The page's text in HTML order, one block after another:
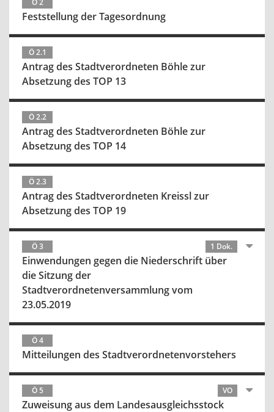
Ö 2
Feststellung der Tagesordnung
Ö 2.1
Antrag des Stadtverordneten Böhle zur
Absetzung des TOP 13
Ö 2.2
Antrag des Stadtverordneten Böhle zur
Absetzung des TOP 14
Ö 2.3
Antrag des Stadtverordneten Kreissl zur
Absetzung des TOP 19
Ö 3 1 Dok.
Einwendungen gegen die Niederschrift über
die Sitzung der
Stadtverordnetenversammlung vom
23.05.2019
Ö 4
Mitteilungen des Stadtverordnetenvorstehers
Ö 5 VO
Zuweisung aus dem Landesausgleichsstock